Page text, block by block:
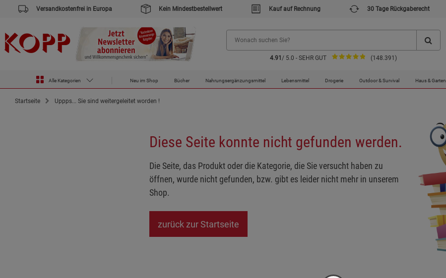
Versandkostenfrei in Europa Kein Mindestbestellwert Kauf auf Rechnung 30 Tage Rückgaberecht
4.91 / 5.0 - SEHR GUT (148.391)
Alle Kategorien Neu im Shop Bücher Nahrungsergänzungsmittel Lebensmittel Drogerie Outdoor & Survival Haus & Garten
Startseite Uppps... Sie sind weitergeleitet worden !
Diese Seite konnte nicht gefunden werden.
Die Seite, das Produkt oder die Kategorie, die Sie versucht haben zu
öffnen, wurde nicht gefunden, bzw. gibt es leider nicht mehr in unserem
Shop.
zurück zur Startseite